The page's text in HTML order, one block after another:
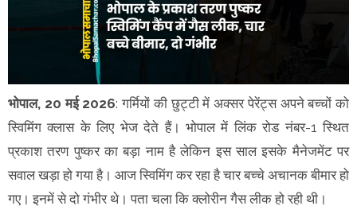
भोपाल, 20 मई 2026: गर्मियों की छुट्टी में अक्सर पेरेंट्स अपने बच्चों को
स्विमिंग क्लास के लिए भेज देते हैं। भोपाल में लिंक रोड नंबर-1 स्थित
प्रकाश तरण पुष्कर का बड़ा नाम है लेकिन इस साल इसके मैनेजमेंट पर
सवाल खड़ा हो गया है। आज स्विमिंग कर रहा है चार बच्चे अचानक बीमार हो
गए। इनमें से दो गंभीर थे। पता चला कि क्लोरीन गैस लीक हो रही थी।